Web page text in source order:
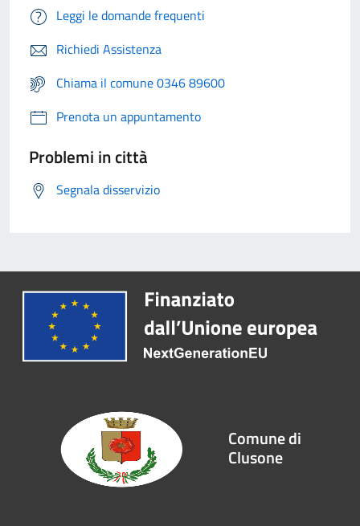
Leggi le domande frequenti
Richiedi Assistenza
Chiama il comune 0346 89600
Prenota un appuntamento
Problemi in città
Segnala disservizio
Comune di
Clusone